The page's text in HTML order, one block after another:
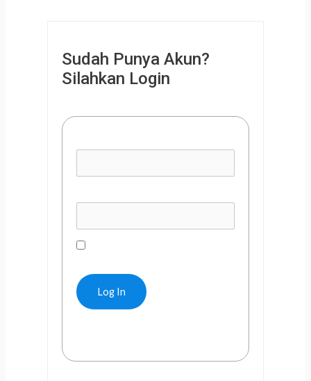
Sudah Punya Akun?
Silahkan Login
Remember Me